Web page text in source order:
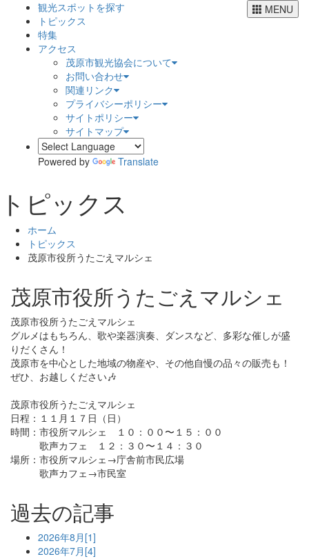
MENU
観光スポットを探す
トピックス
特集
アクセス
茂原市観光協会について
お問い合わせ
関連リンク
プライバシーポリシー
サイトポリシー
サイトマップ
Powered by Translate
トピックス
ホーム
トピックス
茂原市役所うたごえマルシェ
茂原市役所うたごえマルシェ
茂原市役所うたごえマルシェ
グルメはもちろん、歌や楽器演奏、ダンスなど、多彩な催しが盛
りだくさん！
茂原市を中心とした地域の物産や、その他自慢の品々の販売も！
ぜひ、お越しください🎶
茂原市役所うたごえマルシェ
日程：１１月１７日（日）
時間：市役所マルシェ １０：００〜１５：００
歌声カフェ １２：３０〜１４：３０
場所：市役所マルシェ→庁舎前市民広場
歌声カフェ→市民室
過去の記事
2026年8月[1]
2026年7月[4]